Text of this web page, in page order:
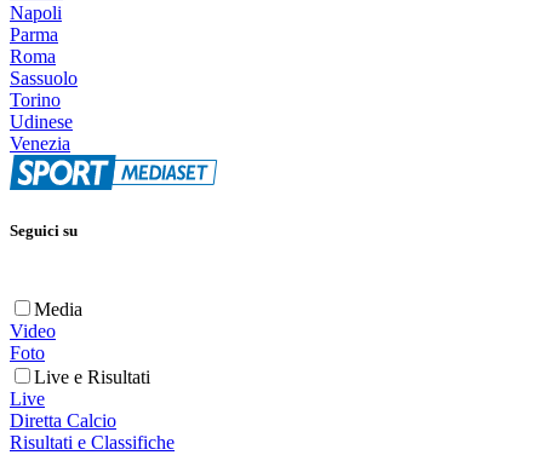
Napoli
Parma
Roma
Sassuolo
Torino
Udinese
Venezia
Seguici su
Media
Video
Foto
Live e Risultati
Live
Diretta Calcio
Risultati e Classifiche